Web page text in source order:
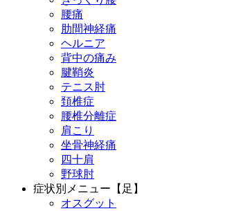
腰痛
肋間神経痛
ヘルニア
背中の痛み
腱鞘炎
テニス肘
頚椎症
腰椎分離症
肩こり
坐骨神経痛
四十肩
野球肘
症状別メニュー【足】
オスグット